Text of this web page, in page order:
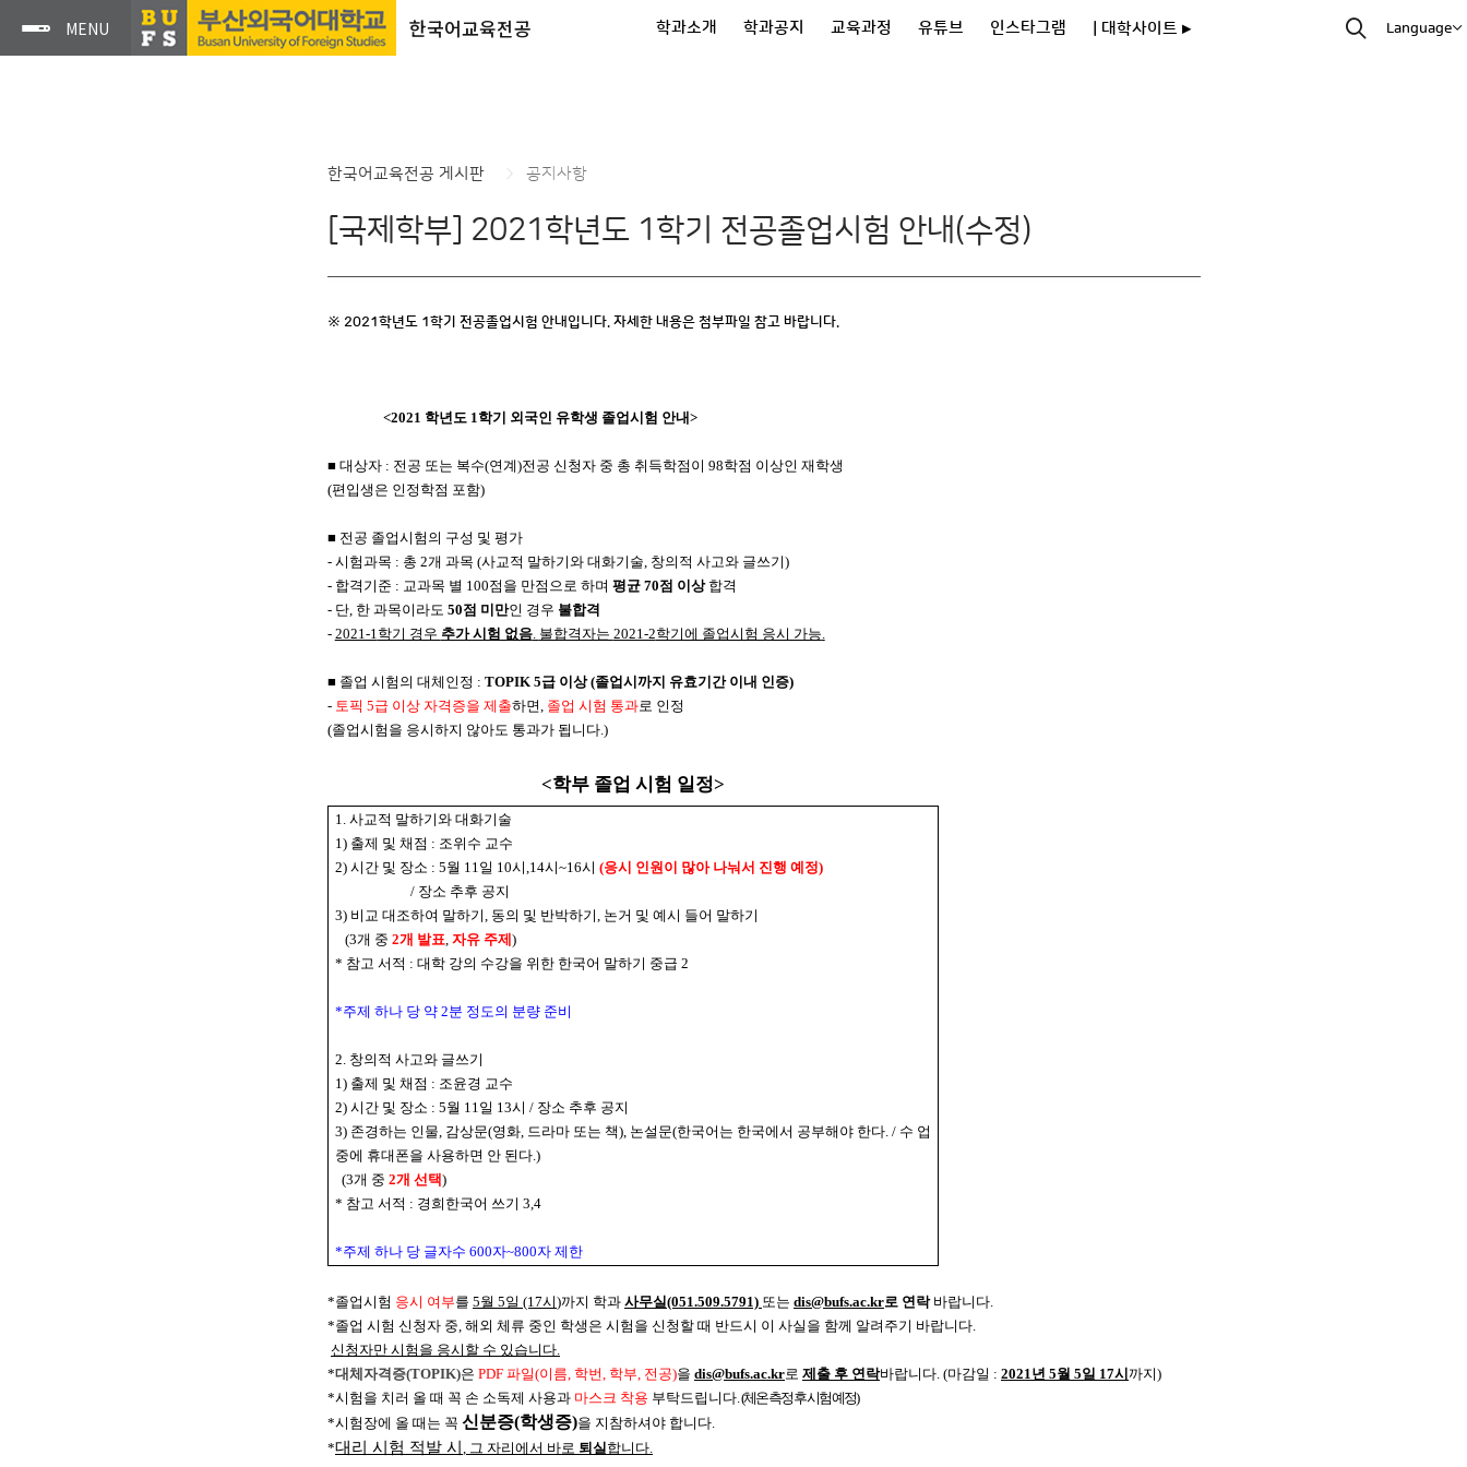
한국어교육전공 학과소개 학과공지 교육과정 유튜브 인스타그램 | 대학사이트 ▸ Language
한국어교육전공 게시판 공지사항
[국제학부] 2021학년도 1학기 전공졸업시험 안내(수정)
※ 2021학년도 1학기 전공졸업시험 안내입니다. 자세한 내용은 첨부파일 참고 바랍니다.
<2021 학년도 1학기 외국인 유학생 졸업시험 안내>
■ 대상자 : 전공 또는 복수(연계)전공 신청자 중 총 취득학점이 98학점 이상인 재학생
(편입생은 인정학점 포함)
■ 전공 졸업시험의 구성 및 평가
- 시험과목 : 총 2개 과목 (사교적 말하기와 대화기술, 창의적 사고와 글쓰기)
- 합격기준 : 교과목 별 100점을 만점으로 하며 평균 70점 이상 합격
- 단, 한 과목이라도 50점 미만인 경우 불합격
- 2021-1학기 경우 추가 시험 없음. 불합격자는 2021-2학기에 졸업시험 응시 가능.
■ 졸업 시험의 대체인정 : TOPIK 5급 이상(졸업시까지 유효기간 이내 인증)
- 토픽 5급 이상 자격증을 제출하면, 졸업 시험 통과로 인정
(졸업시험을 응시하지 않아도 통과가 됩니다.)
<학부 졸업 시험 일정>
1. 사교적 말하기와 대화기술
1) 출제 및 채점 : 조위수 교수
2) 시간 및 장소 : 5월 11일 10시,14시~16시 (응시 인원이 많아 나눠서 진행 예정)
/ 장소 추후 공지
3) 비교 대조하여 말하기, 동의 및 반박하기, 논거 및 예시 들어 말하기
(3개 중 2개 발표, 자유 주제 )
* 참고 서적 : 대학 강의 수강을 위한 한국어 말하기 중급 2
*주제 하나 당 약 2분 정도의 분량 준비
2. 창의적 사고와 글쓰기
1) 출제 및 채점 : 조윤경 교수
2) 시간 및 장소 : 5월 11일 13시 / 장소 추후 공지
3) 존경하는 인물, 감상문(영화, 드라마 또는 책), 논설문(한국어는 한국에서 공부해야 한다. / 수 업
중에 휴대폰을 사용하면 안 된다.)
(3개 중 2개 선택)
* 참고 서적 : 경희한국어 쓰기 3,4
*주제 하나 당 글자수 600자~800자 제한
*졸업시험 응시 여부를 5월 5일 (17시)까지 학과 사무실(051.509.5791) 또는 dis@bufs.ac.kr로 연락 바랍니다.
*졸업 시험 신청자 중, 해외 체류 중인 학생은 시험을 신청할 때 반드시 이 사실을 함께 알려주기 바랍니다.
신청자만 시험을 응시할 수 있습니다.
*대체자격증(TOPIK)은 PDF 파일(이름, 학번, 학부, 전공)을 dis@bufs.ac.kr로 제출 후 연락바랍니다. (마감일 : 2021년 5월 5일 17시 까지)
*시험을 치러 올 때 꼭 손 소독제 사용과 마스크 착용 부탁드립니다.(체온 측정 후 시험 예정)
*시험장에 올 때는 꼭 신분증(학생증)을 지참하셔야 합니다.
*대리 시험 적발 시 , 그 자리에서 바로 퇴실합니다.